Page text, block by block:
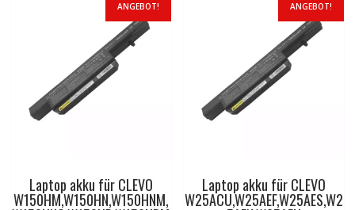
ANGEBOT!
Laptop akku für CLEVO
W150HM,W150HN,W150HNM,
ANGEBOT!
Laptop akku für CLEVO
W25ACU,W25AEF,W25AES,W2